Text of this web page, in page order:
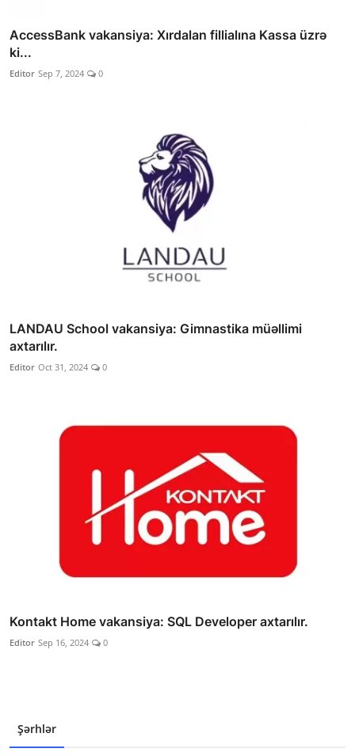
AccessBank vakansiya: Xırdalan fillialına Kassa üzrə
ki...
Editor Sep 7, 2024 0
LANDAU School vakansiya: Gimnastika müəllimi
axtarılır.
Editor Oct 31, 2024 0
Kontakt Home vakansiya: SQL Developer axtarılır.
Editor Sep 16, 2024 0
Şərhlər